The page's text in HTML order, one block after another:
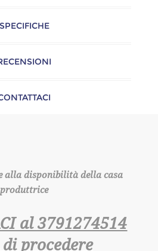
SPECIFICHE
alla disponibilità della casa
produttrice
al 3791274514
procedere